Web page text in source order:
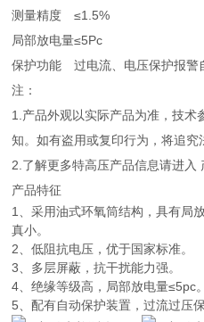
测量精度
≤1.5%
局部放电量≤5Pc
保护功能
过电流、电压保护报警
注：
1.产品外观以实际产品为准，技术
知。如有盗用或复印行为，将追究
2.了解更多特高压产品信息请进入
产品特征
1、采用油式环氧筒结构，具有局
真小。
2、低阻抗电压，优于国家标准。
3、多层屏蔽，抗干扰能力强。
4、绝缘等级高，局部放电量≤5pc。
5、配有自动保护装置，过流过压